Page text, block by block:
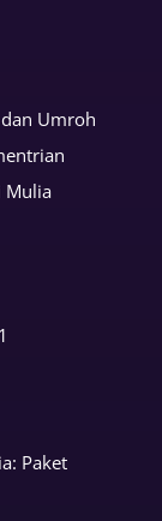
Umroh
Mulia
Paket